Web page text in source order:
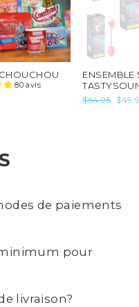
80 avis
ENSEMBLE
Prix
$64.95
Prix
de paiements
pour
livraison?